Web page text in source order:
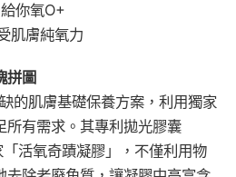
給你氧O+
肌膚純氧力
拼圖
的肌膚基礎保養方案，利用獨家
所有需求。其專利拋光膠囊
活氧奇蹟凝膠」，不僅利用物